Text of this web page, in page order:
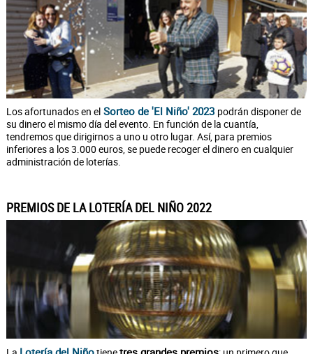
Los afortunados en elSorteo de 'El Niño' 2023 podrán disponer de
su dinero el mismo día del evento. En función de la cuantía,
tendremos que dirigirnos a uno u otro lugar. Así, para premios
inferiores a los 3.000 euros, se puede recoger el dinero en cualquier
administración de loterías.
PREMIOS DE LA LOTERÍA DEL NIÑO 2022